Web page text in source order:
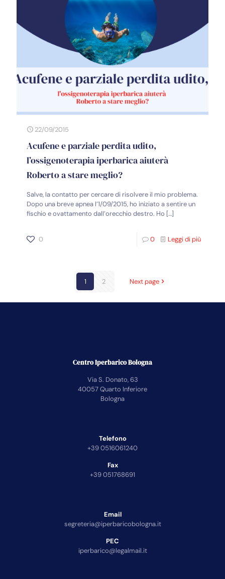
22/09/2015
Acufene e parziale perdita udito,
l’ossigenoterapia iperbarica aiuterà
Roberto a stare meglio?
Salve, la contatto per cercare di risolvere il mio problema.
Dopo una breve apnea l’1/09/2015, ho iniziato a sentire un
fischio e ovattamento dall’orecchio destro. Ho […]
0 0 Leggi di più
1 2 Next page
Centro Iperbarico Bologna
Via S. Donato, 63
40057 Quarto Inferiore
Bologna
Telefono
+39 0516061240
Fax
+39 051768691
Email
segreteria@iperbaricobologna.it
PEC
iperbarico@legalmail.it